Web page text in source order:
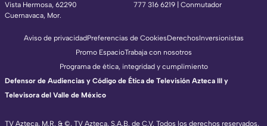
Vista Hermosa, 62290
Cuernavaca, Mor.
777 316 6219 | Conmutador
TV Azteca, M.R. & ©, TV Azteca, S.A.B. de C.V. Todos los derechos reservados,
Aviso de privacidadPreferencias de CookiesDerechosInversionistas
Promo EspacioTrabaja con nosotros
Programa de ética, integridad y cumplimiento
Defensor de Audiencias y Código de Ética de Televisión Azteca III y
Televisora del Valle de México